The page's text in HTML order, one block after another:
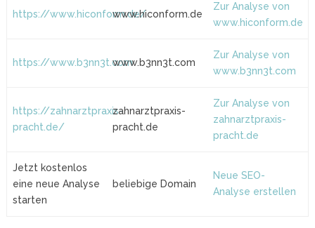
https://www.hiconform.de/www.hiconform.de
Zur Analyse von
www.hiconform.de
https://www.b3nn3t.comwww.b3nn3t.com
Zur Analyse von
www.b3nn3t.com
https://zahnarztpraxis-
pracht.de/
zahnarztpraxis-
pracht.de
Zur Analyse von
zahnarztpraxis-
pracht.de
Jetzt kostenlos
eine neue Analyse
starten
beliebige Domain
Neue SEO-
Analyse erstellen